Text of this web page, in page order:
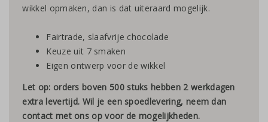
wikkel opmaken, dan is dat uiteraard mogelijk.
Fairtrade, slaafvrije chocolade
Keuze uit 7 smaken
Eigen ontwerp voor de wikkel
Let op: orders boven 500 stuks hebben 2 werkdagen
extra levertijd. Wil je een spoedlevering, neem dan
contact met ons op voor de mogelijkheden.